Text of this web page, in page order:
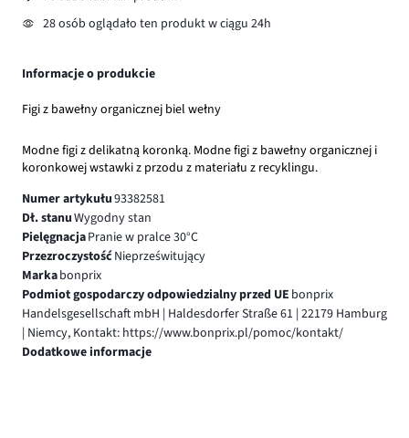
28 osób oglądało ten produkt w ciągu 24h
Informacje o produkcie
Figi z bawełny organicznej biel wełny
Modne figi z delikatną koronką. Modne figi z bawełny organicznej i
koronkowej wstawki z przodu z materiału z recyklingu.
Numer artykułu93382581
Dł. stanuWygodny stan
PielęgnacjaPranie w pralce 30°C
PrzezroczystośćNieprześwitujący
Markabonprix
Podmiot gospodarczy odpowiedzialny przed UE bonprix
Handelsgesellschaft mbH | Haldesdorfer Straße 61 | 22179 Hamburg
| Niemcy, Kontakt: https://www.bonprix.pl/pomoc/kontakt/
Dodatkowe informacje